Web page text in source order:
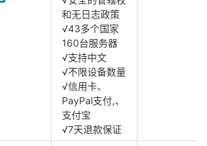
和无日志政策
√43多个国家
160台服务器
√支持中文
√不限设备数量
√信用卡、
PayPal支付,、
支付宝
√7天退款保证